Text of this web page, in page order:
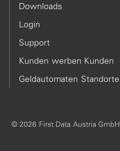
Downloads
Login
Support
Kunden werben Kunden
Geldautomaten Standorte
© 2026 First Data Austria GmbH